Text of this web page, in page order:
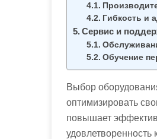
Гибкость и
Сервис и
Обучение
Выбор
оптимизировать
повышает